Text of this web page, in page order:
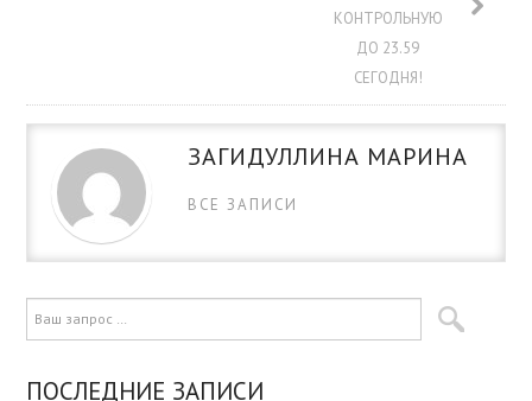
КОНТРОЛЬНУЮ
ДО 23.59
СЕГОДНЯ!
ЗАГИДУЛЛИНА МАРИНА
ВСЕ ЗАПИСИ
ПОСЛЕДНИЕ ЗАПИСИ